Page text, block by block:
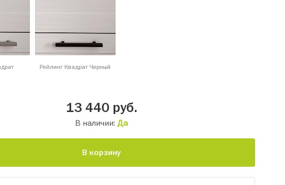
Рейлинг Квадрат Черный
13 440 руб.
В наличии: Да
В корзину